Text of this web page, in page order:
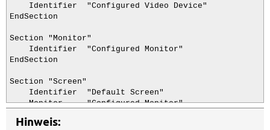
    Identifier  "Configured Video Device"
EndSection
Section "Monitor"
    Identifier  "Configured Monitor"
EndSection
Section "Screen"
    Identifier  "Default Screen"
    Monitor     "Configured Monitor"
    SubSection "Display"
Hinweis: